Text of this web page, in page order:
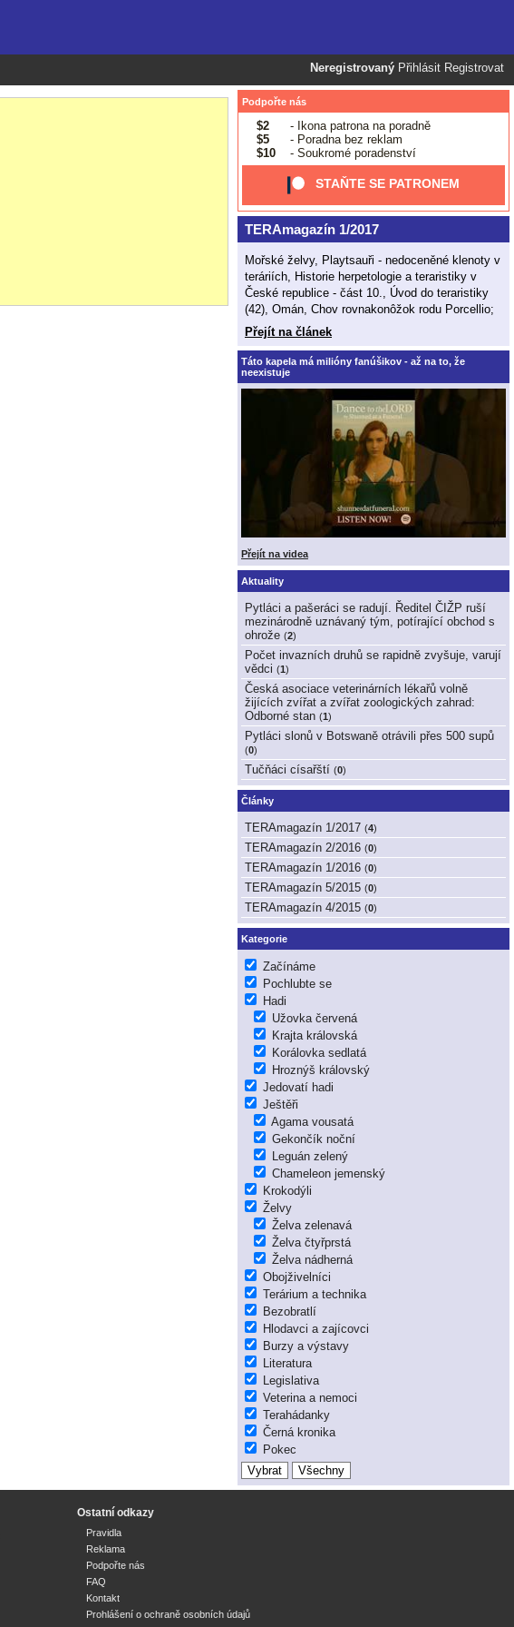
Neregistrovaný Přihlásit Registrovat
Podpořte nás
$2
- Ikona patrona na poradně
$5
- Poradna bez reklam
$10
- Soukromé poradenství
STAŇTE SE PATRONEM
TERAmagazín 1/2017
Mořské želvy, Playtsauři - nedoceněné klenoty v
teráriích, Historie herpetologie a teraristiky v
České republice - část 10., Úvod do teraristiky
(42), Omán, Chov rovnakonôžok rodu Porcellio;
Přejít na článek
Táto kapela má milióny fanúšikov - až na to, že
neexistuje
Přejít na videa
Aktuality
Pytláci a pašeráci se radují. Ředitel ČIŽP ruší
mezinárodně uznávaný tým, potírající obchod s
ohrože (2)
Počet invazních druhů se rapidně zvyšuje, varují
vědci (1)
Česká asociace veterinárních lékařů volně
žijících zvířat a zvířat zoologických zahrad:
Odborné stan (1)
Pytláci slonů v Botswaně otrávili přes 500 supů
(0)
Tučňáci císařští (0)
Články
TERAmagazín 1/2017 (4)
TERAmagazín 2/2016 (0)
TERAmagazín 1/2016 (0)
TERAmagazín 5/2015 (0)
TERAmagazín 4/2015 (0)
Kategorie
Začínáme
Pochlubte se
Hadi
Užovka červená
Krajta královská
Korálovka sedlatá
Hroznýš královský
Jedovatí hadi
Ještěři
Agama vousatá
Gekončík noční
Leguán zelený
Chameleon jemenský
Krokodýli
Želvy
Želva zelenavá
Želva čtyřprstá
Želva nádherná
Obojživelníci
Terárium a technika
Bezobratlí
Hlodavci a zajícovci
Burzy a výstavy
Literatura
Legislativa
Veterina a nemoci
Terahádanky
Černá kronika
Pokec
Ostatní odkazy
Pravidla
Reklama
Podpořte nás
FAQ
Kontakt
Prohlášení o ochraně osobních údajů